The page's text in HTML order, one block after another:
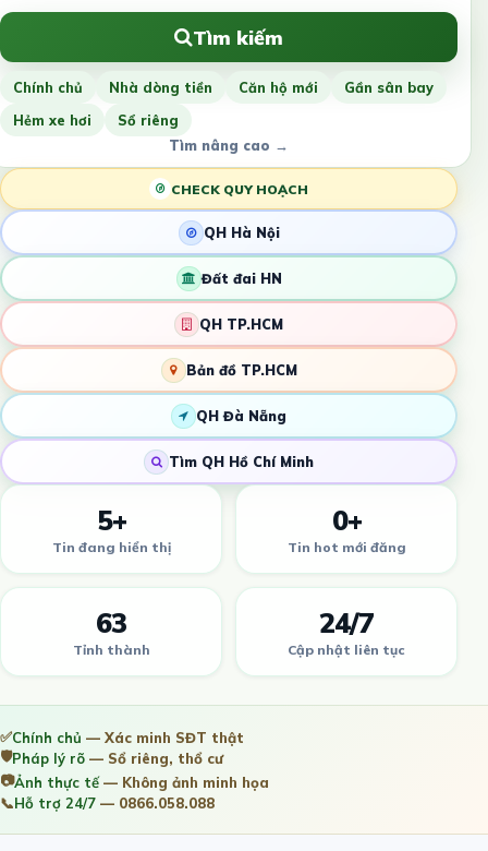
Tìm kiếm
Chính chủ Nhà dòng tiền Căn hộ mới
Gần sân bay
Hẻm xe hơi
Sổ riêng
Tìm nâng cao →
CHECK QUY HOẠCH
QH Hà Nội
Đất đai HN
QH TP.HCM
Bản đồ TP.HCM
QH Đà Nẵng
Tìm QH Hồ Chí Minh
5+
Tin đang hiển thị
0+
Tin hot mới đăng
63
Tỉnh thành
24/7
Cập nhật liên tục
✅Chính chủ — Xác minh SĐT thật
🛡️Pháp lý rõ — Sổ riêng, thổ cư
📷Ảnh thực tế— Không ảnh minh họa
📞Hỗ trợ 24/7 — 0866.058.088